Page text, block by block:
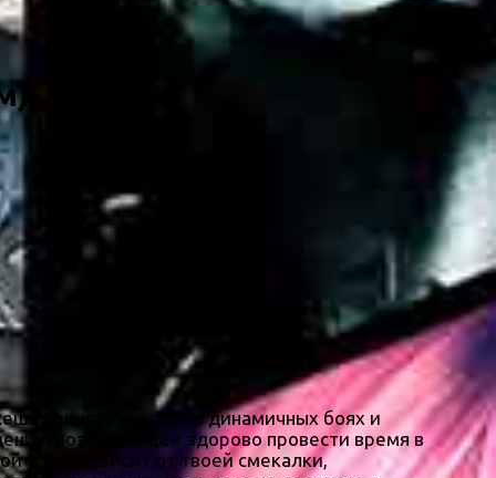
принять участие в динамичных боях и
позволяющее здорово провести время в
успех зависит от твоей смекалки,